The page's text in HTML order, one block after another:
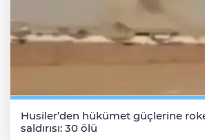
Husiler’den hükümet güçlerine
saldırısı: 30 ölü